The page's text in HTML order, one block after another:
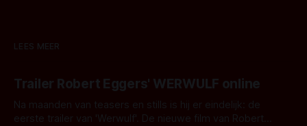
LEES MEER
Trailer Robert Eggers' WERWULF online
Na maanden van teasers en stills is hij er eindelijk: de
eerste trailer van 'Werwulf'. De nieuwe film van Robert